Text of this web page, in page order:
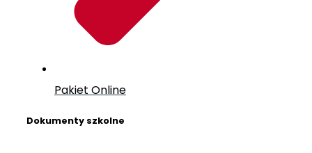
Pakiet Online
Dokumenty szkolne